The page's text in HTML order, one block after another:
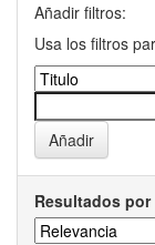
Añadir filtros:
Usa los filtros
Resultados